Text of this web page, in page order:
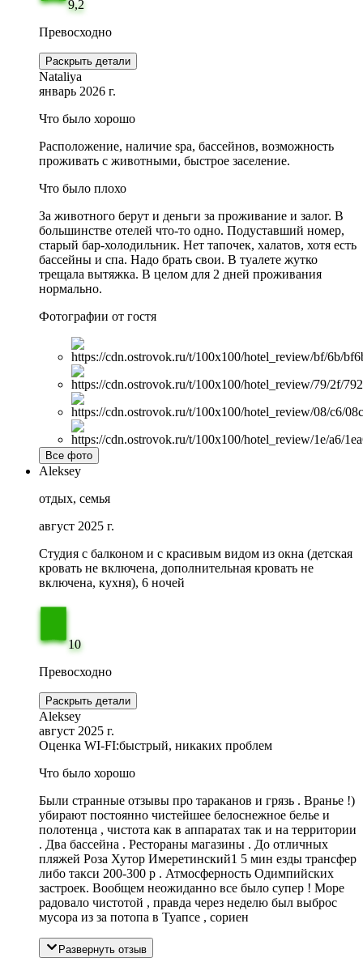
9,2
Превосходно
Раскрыть детали
Nataliya
январь 2026 г.
Что было хорошо
Расположение, наличие spa, бассейнов, возможность
проживать с животными, быстрое заселение.
Что было плохо
За животного берут и деньги за проживание и залог. В
большинстве отелей что-то одно. Подуставший номер,
старый бар-холодильник. Нет тапочек, халатов, хотя есть
бассейны и спа. Надо брать свои. В туалете жутко
трещала вытяжка. В целом для 2 дней проживания
нормально.
Фотографии от гостя
Все фото
Aleksey
отдых, семья
август 2025 г.
Студия с балконом и с красивым видом из окна (детская
кровать не включена, дополнительная кровать не
включена, кухня), 6 ночей
10
Превосходно
Раскрыть детали
Aleksey
август 2025 г.
Оценка WI-FI:быстрый, никаких проблем
Что было хорошо
Были странные отзывы про тараканов и грязь . Вранье !)
убирают постоянно чистейшее белоснежное белье и
полотенца , чистота как в аппаратах так и на территории
. Два бассейна . Рестораны магазины . До отличных
пляжей Роза Хутор Имеретинский1 5 мин езды трансфер
либо такси 200-300 р . Атмосферность Одимпийских
застроек. Вообщем неожиданно все было супер ! Море
радовало чистотой , правда через неделю был выброс
мусора из за потопа в Туапсе , сориен
Развернуть отзыв